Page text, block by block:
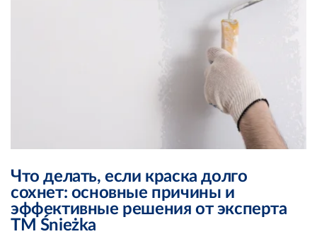
Что делать, если краска долго
сохнет: основные причины и
эффективные решения от эксперта
ТМ Śnieżka